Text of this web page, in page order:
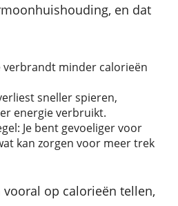
en dat
verbrandt minder calorieën
sneller spieren,
energie verbruikt.
Je bent gevoeliger voor
kan zorgen voor meer trek
op calorieën tellen,